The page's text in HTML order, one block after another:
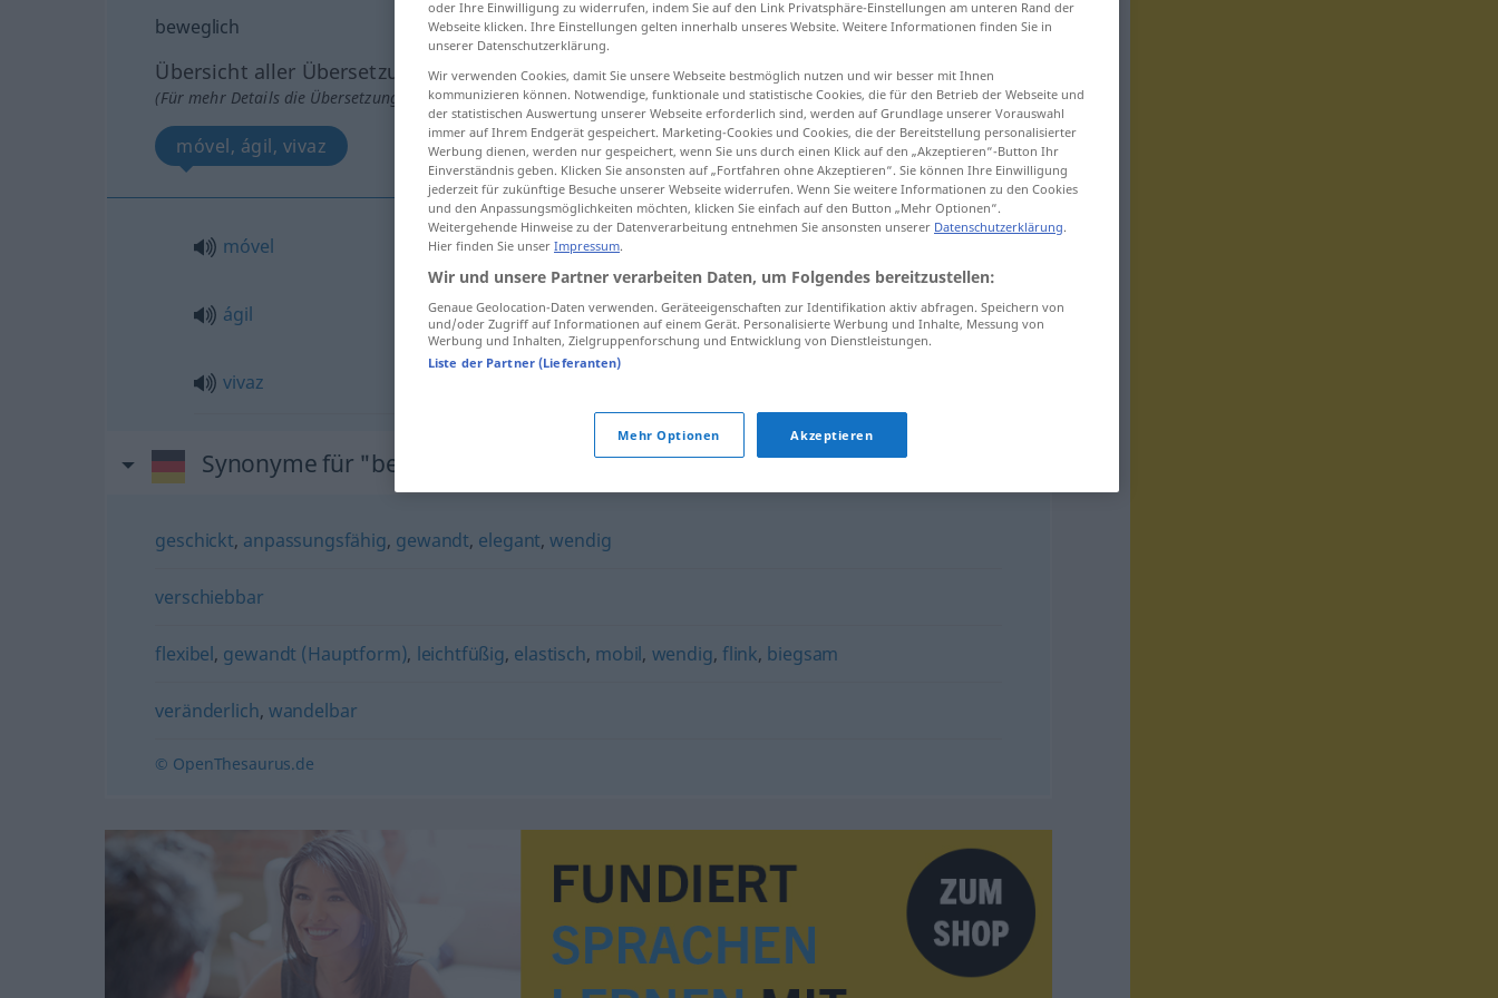
beweglich
Übersicht aller Übersetzungen
(Für mehr Details die Übersetzung anklicken/antippen)
móvel, ágil, vivaz
móvel
ágil beweglich
vivaz
Synonyme für "beweglich"
geschickt, anpassungsfähig, gewandt, elegant,wendig
verschiebbar
flexibel, gewandt (Hauptform), leichtfüßig, elastisch, mobil, wendig, flink, biegsam
veränderlich, wandelbar
© OpenThesaurus.de
oder Ihre Einwilligung zu widerrufen, indem Sie auf den Link Privatsphäre-Einstellungen am unteren Rand der
Webseite klicken. Ihre Einstellungen gelten innerhalb unseres Website. Weitere Informationen finden Sie in
unserer Datenschutzerklärung.
Wir verwenden Cookies, damit Sie unsere Webseite bestmöglich nutzen und wir besser mit Ihnen
kommunizieren können. Notwendige, funktionale und statistische Cookies, die für den Betrieb der Webseite und
der statistischen Auswertung unserer Webseite erforderlich sind, werden auf Grundlage unserer Vorauswahl
immer auf Ihrem Endgerät gespeichert. Marketing-Cookies und Cookies, die der Bereitstellung personalisierter
Werbung dienen, werden nur gespeichert, wenn Sie uns durch einen Klick auf den „Akzeptieren“-Button Ihr
Einverständnis geben. Klicken Sie ansonsten auf „Fortfahren ohne Akzeptieren“. Sie können Ihre Einwilligung
jederzeit für zukünftige Besuche unserer Webseite widerrufen. Wenn Sie weitere Informationen zu den Cookies
und den Anpassungsmöglichkeiten möchten, klicken Sie einfach auf den Button „Mehr Optionen“.
Weitergehende Hinweise zu der Datenverarbeitung entnehmen Sie ansonsten unserer Datenschutzerklärung.
Hier finden Sie unser Impressum.
Wir und unsere Partner verarbeiten Daten, um Folgendes bereitzustellen:
Genaue Geolocation-Daten verwenden. Geräteeigenschaften zur Identifikation aktiv abfragen. Speichern von
und/oder Zugriff auf Informationen auf einem Gerät. Personalisierte Werbung und Inhalte, Messung von
Werbung und Inhalten, Zielgruppenforschung und Entwicklung von Dienstleistungen.
Liste der Partner (Lieferanten)
Mehr Optionen Akzeptieren